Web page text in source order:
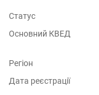
Статус
Основний КВЕД
Регіон
Дата реєстрації